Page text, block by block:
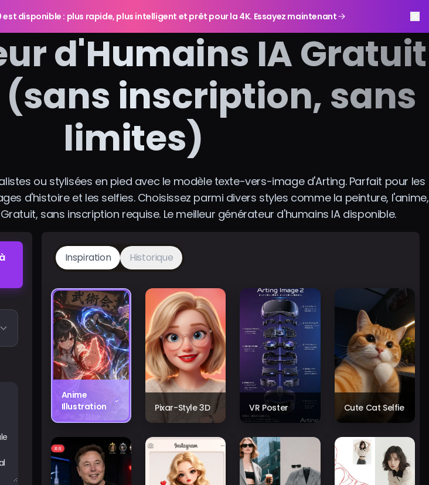
est disponible : plus rapide, plus intelligent et prêt pour la 4K. Essayez maintenant
d'Humains IA Gratuit
(sans inscription, sans
limites)
ou stylisées en pied avec le modèle texte-vers-image d'Arting. Parfait pour les
d'histoire et les selfies. Choisissez parmi divers styles comme la peinture, l'anime,
sans inscription requise. Le meilleur générateur d'humains IA disponible.
Inspiration Historique
Anime
Illustration
Pixar-Style 3D VR Poster Cute Cat Selfie